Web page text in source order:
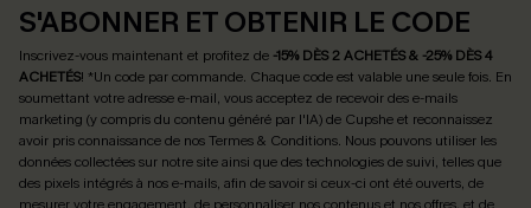
S'ABONNER ET OBTENIR LE CODE
Inscrivez-vous maintenant et profitez de -15% DÈS 2 ACHETÉS & -25% DÈS 4
ACHETÉS! *Un code par commande. Chaque code est valable une seule fois. En
soumettant votre adresse e-mail, vous acceptez de recevoir des e-mails
marketing (y compris du contenu généré par l'IA) de Cupshe et reconnaissez
avoir pris connaissance de nosTermes & Conditions. Nous pouvons utiliser les
données collectées sur notre site ainsi que des technologies de suivi, telles que
des pixels intégrés à nos e-mails, afin de savoir si ceux-ci ont été ouverts, de